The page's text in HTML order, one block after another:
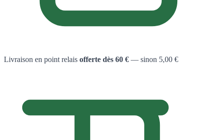
Livraison en point relais offerte dès 60 € — sinon 5,00 €